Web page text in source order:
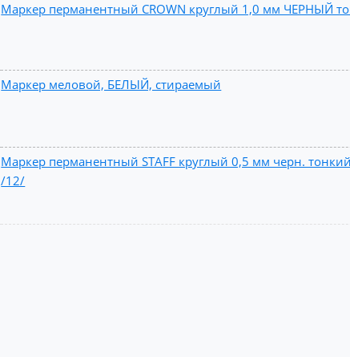
Маркер перманентный CROWN круглый 1,0 мм ЧЕРНЫЙ
Маркер меловой, БЕЛЫЙ, стираемый
Маркер перманентный STAFF круглый 0,5 мм черн.
/12/